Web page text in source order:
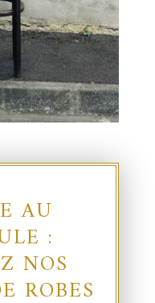
AU
:
NOS
ROBES